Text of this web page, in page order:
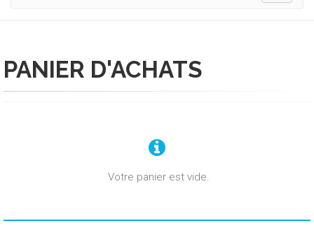
PANIER D'ACHATS
Votre panier est vide.